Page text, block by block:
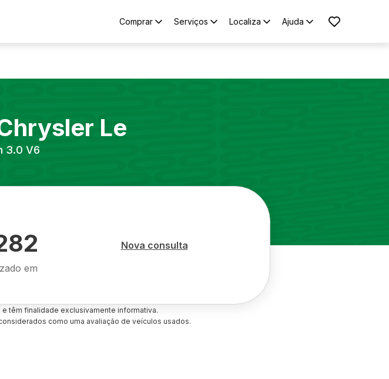
Comprar Serviços Localiza Ajuda
Le
3.0 V6
em
Nova consulta
têm finalidade exclusivamente informativa.
como uma avaliação de veículos usados.